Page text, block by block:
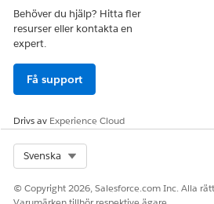
Behöver du hjälp? Hitta fler
resurser eller kontakta en
expert.
Få support
Drivs av Experience Cloud
Svenska
© Copyright 2026, Salesforce.com Inc. Alla